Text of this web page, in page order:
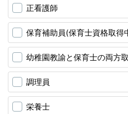
正看護師
保育補助員(保育士資格取得
幼稚園教諭と保育士の両方
調理員
栄養士